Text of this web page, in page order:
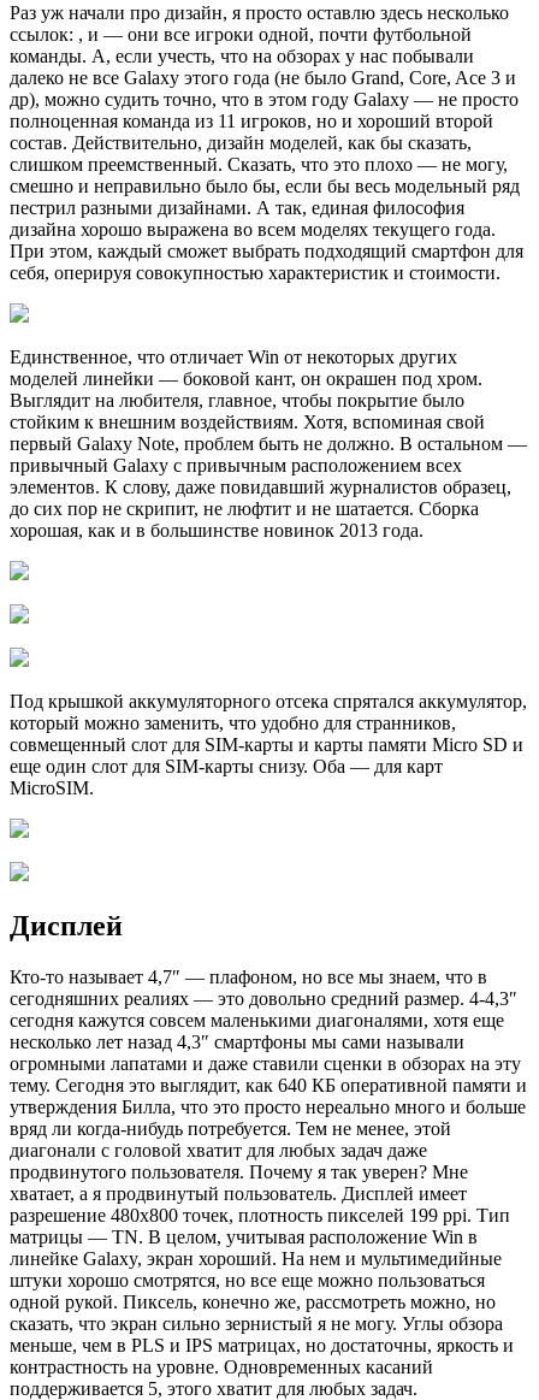
Раз уж начали про дизайн, я просто оставлю здесь несколько
ссылок: , и — они все игроки одной, почти футбольной
команды. А, если учесть, что на обзорах у нас побывали
далеко не все Galaxy этого года (не было Grand, Core, Ace 3 и
др), можно судить точно, что в этом году Galaxy — не просто
полноценная команда из 11 игроков, но и хороший второй
состав. Действительно, дизайн моделей, как бы сказать,
слишком преемственный. Сказать, что это плохо — не могу,
смешно и неправильно было бы, если бы весь модельный ряд
пестрил разными дизайнами. А так, единая философия
дизайна хорошо выражена во всем моделях текущего года.
При этом, каждый сможет выбрать подходящий смартфон для
себя, оперируя совокупностью характеристик и стоимости.
Единственное, что отличает Win от некоторых других
моделей линейки — боковой кант, он окрашен под хром.
Выглядит на любителя, главное, чтобы покрытие было
стойким к внешним воздействиям. Хотя, вспоминая свой
первый Galaxy Note, проблем быть не должно. В остальном —
привычный Galaxy с привычным расположением всех
элементов. К слову, даже повидавший журналистов образец,
до сих пор не скрипит, не люфтит и не шатается. Сборка
хорошая, как и в большинстве новинок 2013 года.
Под крышкой аккумуляторного отсека спрятался аккумулятор,
который можно заменить, что удобно для странников,
совмещенный слот для SIM-карты и карты памяти Micro SD и
еще один слот для SIM-карты снизу. Оба — для карт
MicroSIM.
Дисплей
Кто-то называет 4,7″ — плафоном, но все мы знаем, что в
сегодняшних реалиях — это довольно средний размер. 4-4,3″
сегодня кажутся совсем маленькими диагоналями, хотя еще
несколько лет назад 4,3″ смартфоны мы сами называли
огромными лапатами и даже ставили сценки в обзорах на эту
тему. Сегодня это выглядит, как 640 КБ оперативной памяти и
утверждения Билла, что это просто нереально много и больше
вряд ли когда-нибудь потребуется. Тем не менее, этой
диагонали с головой хватит для любых задач даже
продвинутого пользователя. Почему я так уверен? Мне
хватает, а я продвинутый пользователь. Дисплей имеет
разрешение 480х800 точек, плотность пикселей 199 ppi. Тип
матрицы — TN. В целом, учитывая расположение Win в
линейке Galaxy, экран хороший. На нем и мультимедийные
штуки хорошо смотрятся, но все еще можно пользоваться
одной рукой. Пиксель, конечно же, рассмотреть можно, но
сказать, что экран сильно зернистый я не могу. Углы обзора
меньше, чем в PLS и IPS матрицах, но достаточны, яркость и
контрастность на уровне. Одновременных касаний
поддерживается 5, этого хватит для любых задач.